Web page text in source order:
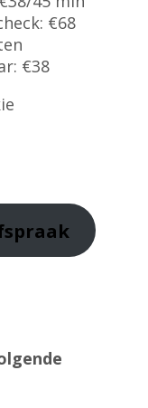
€68
€38